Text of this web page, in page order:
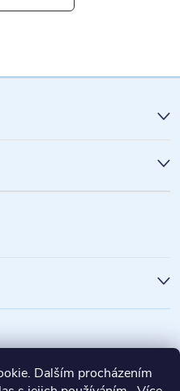
Dalším procházením